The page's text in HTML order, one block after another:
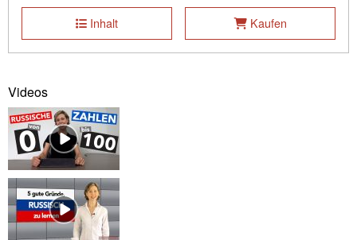
Inhalt Kaufen
Videos